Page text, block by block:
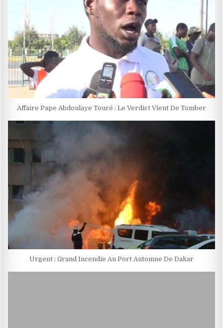
Affaire Pape Abdoulaye Touré : Le Verdict Vient De Tomber
Urgent : Grand Incendie Au Port Automne De Dakar